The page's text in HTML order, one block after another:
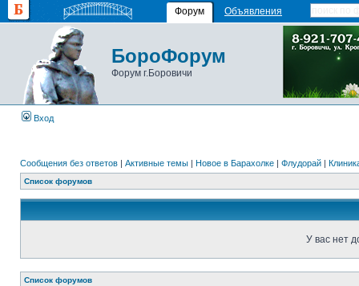
Форум Объявления
БороФорум
Форум г.Боровичи
Вход
Сообщения без ответов | Активные темы | Новое в Барахолке | Флудорай |
Список форумов
У вас нет
Список форумов